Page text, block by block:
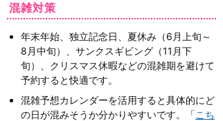
混雑対策
年末年始、独立記念日、夏休み（6月上旬～
8月中旬）、サンクスギビング（11月下
旬）、クリスマス休暇などの混雑期を避けて
予約すると快適です。
混雑予想カレンダーを活用すると具体的にど
の日が混みそうか分かりやすいです。「こち